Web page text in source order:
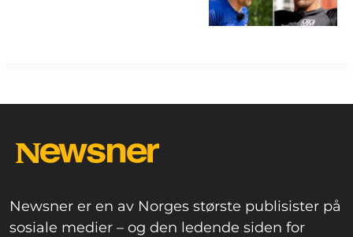
Newsner er en av Norges største publisister på
sosiale medier – og den ledende siden for